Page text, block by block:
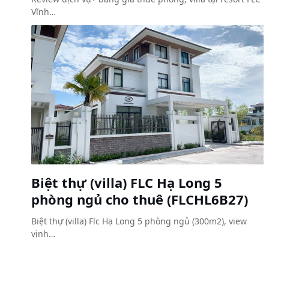
Vĩnh…
Biệt thự (villa) FLC Hạ Long 5
phòng ngủ cho thuê (FLCHL6B27)
Biệt thự (villa) Flc Hạ Long 5 phòng ngủ (300m2), view
vịnh…